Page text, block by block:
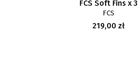
FCS Soft Fins x 3
FCS
Cena
219,00 zł